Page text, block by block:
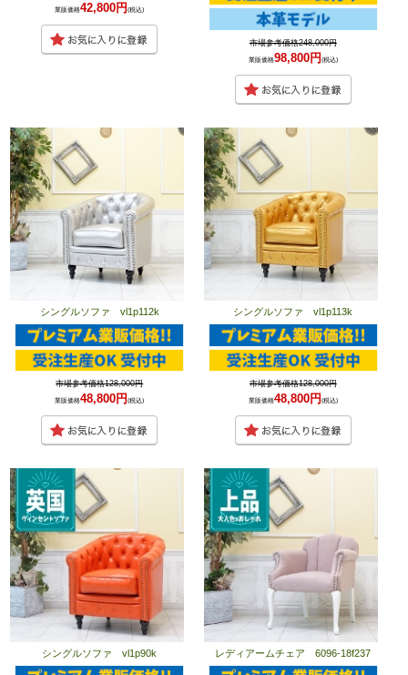
業販価格42,800円(税込)
市場参考価格248,000円
業販価格98,800円(税込)
シングルソファ vl1p112k
市場参考価格128,000円
業販価格48,800円(税込)
シングルソファ vl1p113k
市場参考価格128,000円
業販価格48,800円 (税込)
シングルソファ vl1p90k レディアームチェア 6096-18f237